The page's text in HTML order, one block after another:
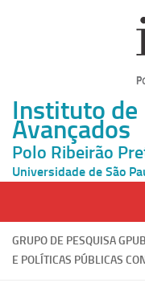
Instituto de
Avançados
Polo Ribeirão
Universidade de São
Página Inicial
Ao vivo
GRUPO DE PESQUISA
E POLÍTICAS PÚBLICAS